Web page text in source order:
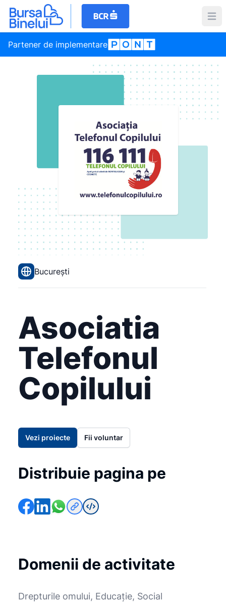
Partener de implementare
București
Asociatia
Telefonul
Copilului
Vezi proiecte Fii voluntar
Distribuie pagina pe
Domenii de activitate
Drepturile omului, Educație, Social